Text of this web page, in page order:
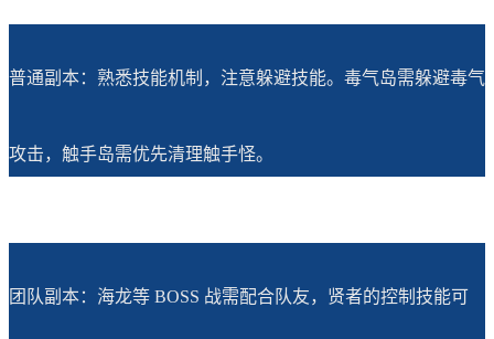
普通副本：熟悉技能机制，注意躲避技能。毒气岛需躲避毒气
攻击，触手岛需优先清理触手怪。
团队副本：海龙等 BOSS 战需配合队友，贤者的控制技能可